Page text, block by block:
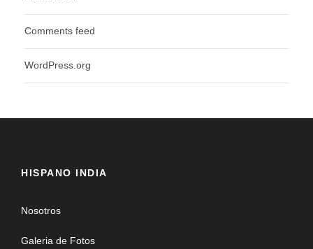
Comments feed
WordPress.org
HISPANO INDIA
Nosotros
Galeria de Fotos